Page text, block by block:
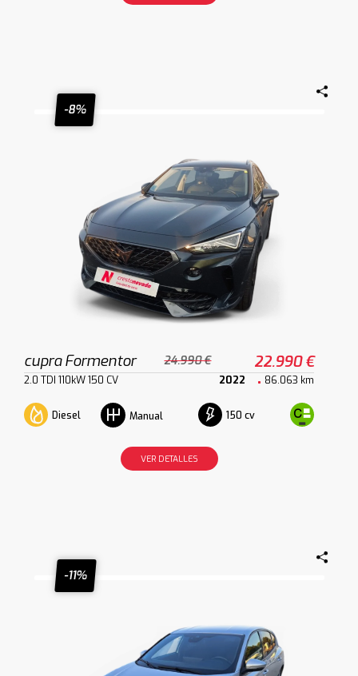
-8%
cupra Formentor 24.990 € 22.990 €
2.0 TDI 110kW 150 CV 2022 86.063 km
Diesel Manual 150 cv
VER DETALLES
-11%